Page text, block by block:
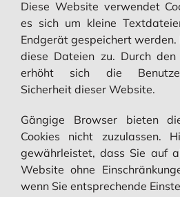
Diese Website verwendet
es sich um kleine
Endgerät gespeichert
diese Dateien zu. Durch den
erhöht sich die
Sicherheit dieser Website.
Gängige Browser bieten
Cookies nicht zuzulassen.
gewährleistet, dass Sie auf
Website ohne
wenn Sie entsprechende